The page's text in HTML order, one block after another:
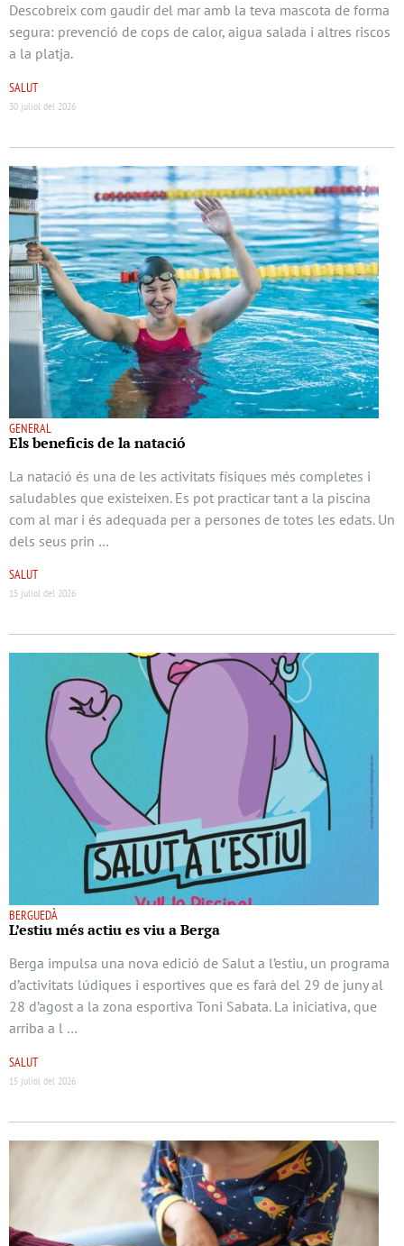
Descobreix com gaudir del mar amb la teva mascota de forma
segura: prevenció de cops de calor, aigua salada i altres riscos
a la platja.
SALUT
30 juliol del 2026
GENERAL
Els beneﬁcis de la natació
La natació és una de les activitats físiques més completes i
saludables que existeixen. Es pot practicar tant a la piscina
com al mar i és adequada per a persones de totes les edats. Un
dels seus prin …
SALUT
15 juliol del 2026
BERGUEDÀ
L’estiu més actiu es viu a Berga
Berga impulsa una nova edició de Salut a l’estiu, un programa
d’activitats lúdiques i esportives que es farà del 29 de juny al
28 d’agost a la zona esportiva Toni Sabata. La iniciativa, que
arriba a l …
SALUT
15 juliol del 2026